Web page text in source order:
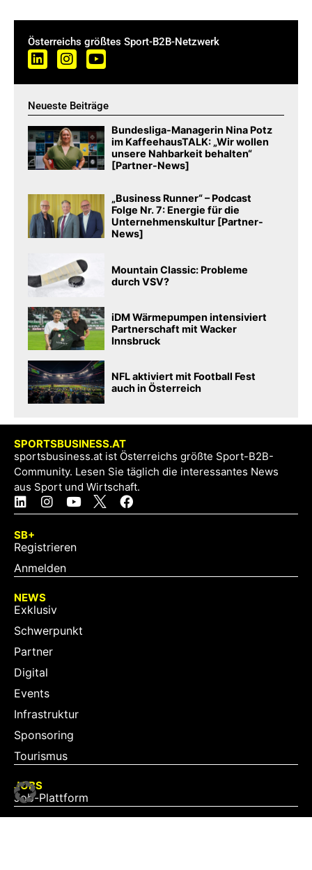
Österreichs größtes Sport-B2B-Netzwerk
Neueste Beiträge
Bundesliga-Managerin Nina Potz
im KaffeehausTALK: „Wir wollen
unsere Nahbarkeit behalten“
[Partner-News]
„Business Runner“ – Podcast
Folge Nr. 7: Energie für die
Unternehmenskultur [Partner-
News]
Mountain Classic: Probleme
durch VSV?
iDM Wärmepumpen intensiviert
Partnerschaft mit Wacker
Innsbruck
NFL aktiviert mit Football Fest
auch in Österreich
SPORTSBUSINESS.AT
sportsbusiness.at ist Österreichs größte Sport-B2B-
Community. Lesen Sie täglich die interessantes News
aus Sport und Wirtschaft.
SB+
Registrieren
Anmelden
NEWS
Exklusiv
Schwerpunkt
Partner
Digital
Events
Infrastruktur
Sponsoring
Tourismus
JOBS
Job-Plattform